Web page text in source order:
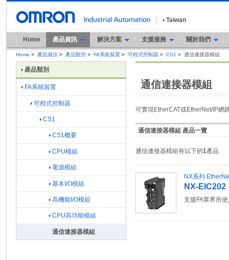
Taiwan
Home 產品資訊 解決方案 支援服務 關於我們
Home > 產品資訊 > 產品類別 > FA系統裝置 > 可程式控制器 > CS1 > 通信連接器模組
通信連接器模組
可實現EtherCAT或EtherNet/IP網
通信連接器模組 產品一覽
通信連接器模組有以下的1產品
NX系列
NX-EIC202
支援FA業界所
產品類別
FA系統裝置
可程式控制器
CS1
CS1概要
CPU模組
電源模組
基本I/O模組
高機能I/O模組
CPU高功能模組
通信連接器模組